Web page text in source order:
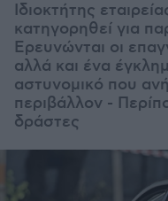
Ιδιοκτήτης
κατηγορηθεί για
Ερευνώνται οι
αλλά και ένα
αστυνομικό που
περιβάλλον -
δράστες